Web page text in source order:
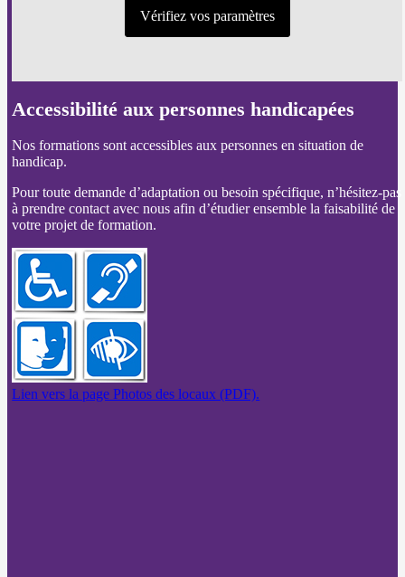
Vérifiez vos paramètres
Accessibilité aux personnes handicapées
Nos formations sont accessibles aux personnes en situation de
handicap.
Pour toute demande d’adaptation ou besoin spécifique, n’hésitez-pas
à prendre contact avec nous afin d’étudier ensemble la faisabilité de
votre projet de formation.
Lien vers la page Photos des locaux (PDF).